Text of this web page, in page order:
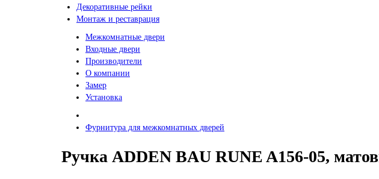
Декоративные рейки
Монтаж и реставрация
Межкомнатные двери
Входные двери
Производители
О компании
Замер
Установка
Фурнитура для межкомнатных дверей
Ручка ADDEN BAU RUNE A156-05,